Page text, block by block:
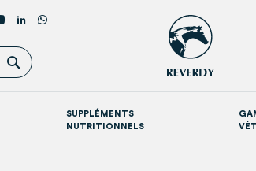
Rechercher
SUPPLÉMENTS
NUTRITIONNELS